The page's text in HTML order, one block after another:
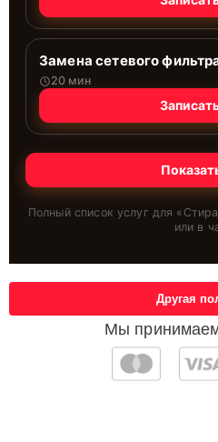
Замена сетевого
20 мин
Полный список услуг для «
или в
Мы
Другая